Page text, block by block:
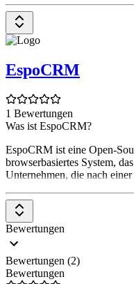
EspoCRM
1 Bewertungen
Was ist EspoCRM?
EspoCRM ist eine Open-
browserbasiertes System,
Unternehmen, die nach
Bewertungen
Bewertungen (2)
Bewertungen